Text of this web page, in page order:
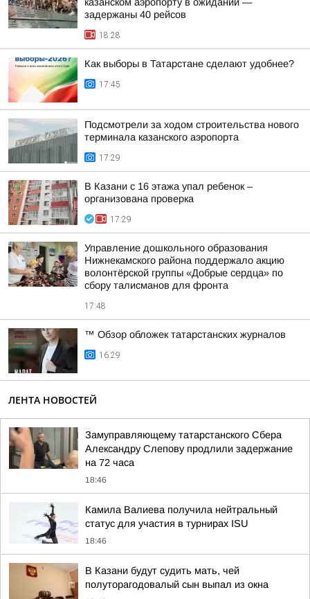
задержаны 40 рейсов
18:28
Как выборы в Татарстане сделают удобнее?
17:45
Подсмотрели за ходом строительства нового
терминала казанского аэропорта
17:29
В Казани с 16 этажа упал ребенок –
организована проверка
17:29
Управление дошкольного образования
Нижнекамского района поддержало акцию
волонтёрской группы «Добрые сердца» по
сбору талисманов для фронта
17:48
™ Обзор обложек татарстанских журналов
16:29
ЛЕНТА НОВОСТЕЙ
Замуправляющему татарстанского Сбера
Александру Слепову продлили задержание
на 72 часа
18:46
Камила Валиева получила нейтральный
статус для участия в турнирах ISU
18:46
В Казани будут судить мать, чей
полуторагодовалый сын выпал из окна